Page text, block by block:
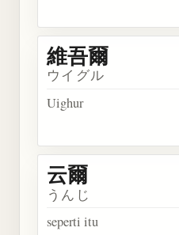
維吾爾
ウイグル
Uighur
云爾
うんじ
seperti itu